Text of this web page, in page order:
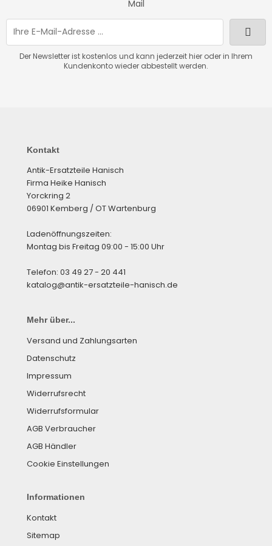
Mail
Der Newsletter ist kostenlos und kann jederzeit hier oder in Ihrem
Kundenkonto wieder abbestellt werden.
Kontakt
Antik-Ersatzteile Hanisch
Firma Heike Hanisch
Yorckring 2
06901 Kemberg / OT Wartenburg
Ladenöffnungszeiten:
Montag bis Freitag 09:00 - 15:00 Uhr
Telefon: 03 49 27 - 20 441
katalog@antik-ersatzteile-hanisch.de
Mehr über...
Versand und Zahlungsarten
Datenschutz
Impressum
Widerrufsrecht
Widerrufsformular
AGB Verbraucher
AGB Händler
Cookie Einstellungen
Informationen
Kontakt
Sitemap